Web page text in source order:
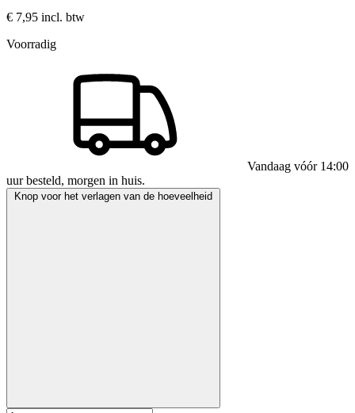
€ 7,95 incl. btw
Voorradig
Vandaag vóór 14:00
uur besteld, morgen in huis.
Knop voor het verlagen van de hoeveelheid